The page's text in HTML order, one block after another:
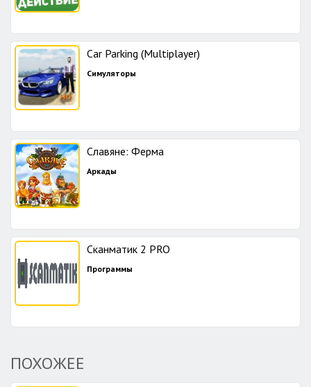
Car Parking (Multiplayer)
Симуляторы
Славяне: Ферма
Аркады
Сканматик 2 PRO
Программы
ПОХОЖЕЕ